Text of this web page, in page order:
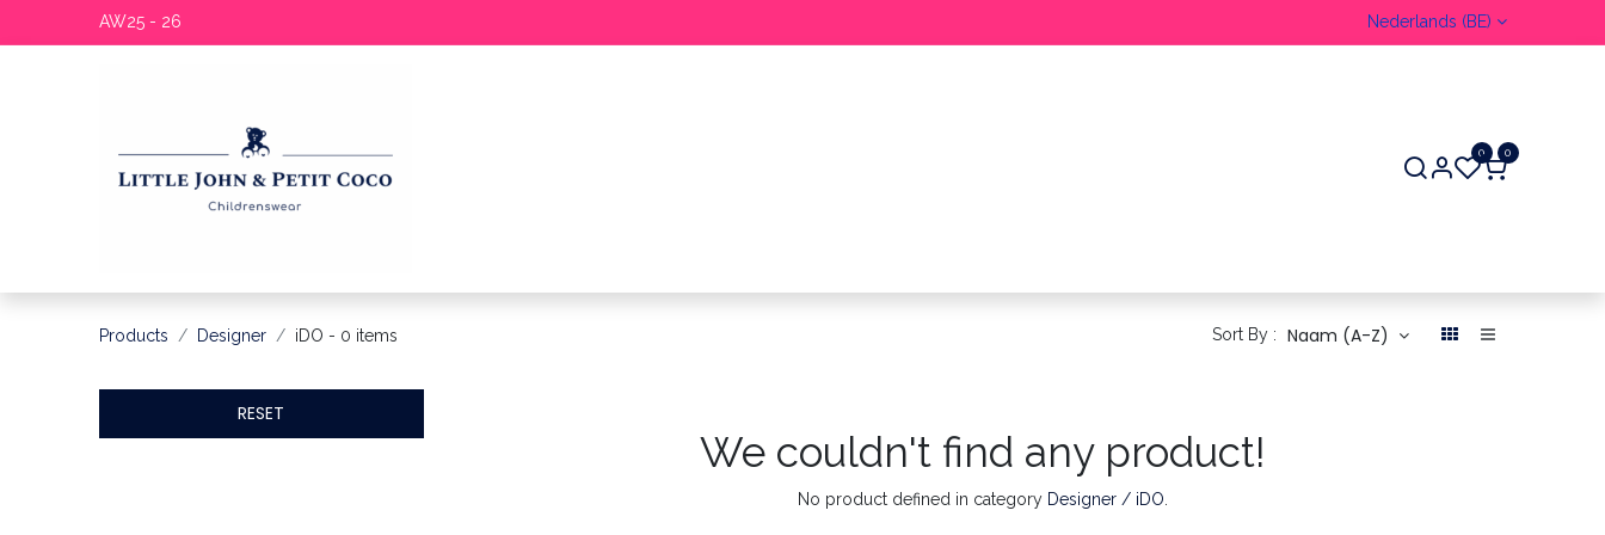
AW25 - 26 Nederlands (BE)
0 0
Products Designer iDO - 0 items Sort By : Naam (A-Z)
RESET
We couldn't find any product!
No product defined in category Designer / iDO